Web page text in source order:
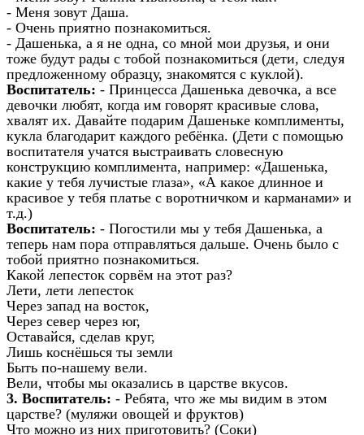
- Меня зовут Даша.
- Очень приятно познакомиться.
- Дашенька, а я не одна, со мной мои друзья, и они
тоже будут рады с тобой познакомиться (дети, следуя
предложенному образцу, знакомятся с куклой).
Воспитатель: - Принцесса Дашенька девочка, а все
девочки любят, когда им говорят красивые слова,
хвалят их. Давайте подарим Дашеньке комплименты,
кукла благодарит каждого ребёнка. (Дети с помощью
воспитателя учатся выстраивать словесную
конструкцию комплимента, например: «Дашенька,
какие у тебя лучистые глаза», «А какое длинное и
красивое у тебя платье с воротничком и карманами» и
т.д.)
Воспитатель: - Погостили мы у тебя Дашенька, а
теперь нам пора отправляться дальше. Очень было с
тобой приятно познакомиться.
Какой лепесток сорвём на этот раз?
Лети, лети лепесток
Через запад на восток,
Через север через юг,
Оставайся, сделав круг,
Лишь коснёшься ты земли
Быть по-нашему вели.
Вели, чтобы мы оказались в царстве вкусов.
3. Воспитатель: - Ребята, что же мы видим в этом
царстве? (муляжи овощей и фруктов)
Что можно из них приготовить? (Соки)